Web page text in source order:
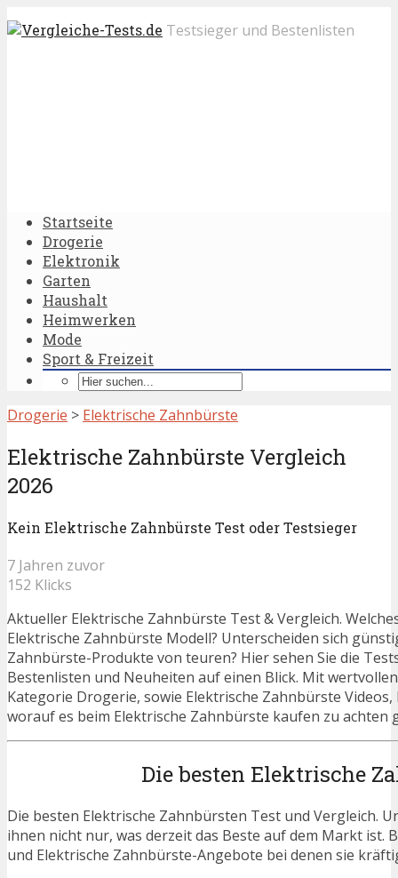
Testsieger und Bestenlisten
Startseite
Drogerie
Elektronik
Garten
Haushalt
Heimwerken
Mode
Sport & Freizeit
Drogerie > Elektrische Zahnbürste
Elektrische Zahnbürste Vergleich
2026
Kein Elektrische Zahnbürste Test oder Testsieger
7 Jahren zuvor
152 Klicks
Aktueller Elektrische Zahnbürste Test & Vergleich.
Elektrische Zahnbürste Modell? Unterscheiden sich
Zahnbürste-Produkte von teuren? Hier sehen Sie die
Bestenlisten und Neuheiten auf einen Blick. Mit
Kategorie Drogerie, sowie Elektrische Zahnbürste
worauf es beim Elektrische Zahnbürste kaufen zu achten
Die besten Elektrische
Die besten Elektrische Zahnbürsten Test und Vergleich.
ihnen nicht nur, was derzeit das Beste auf dem Markt ist.
und Elektrische Zahnbürste-Angebote bei denen sie